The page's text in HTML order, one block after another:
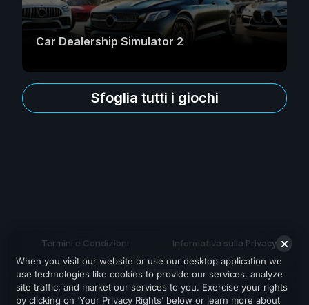
Car Dealership Simulator 2
Sfoglia tutti i giochi
Termini e Condizioni Informativa sulla Privacy
Assistenza
When you visit our website or use our desktop application we
use technologies like cookies to provide our services, analyze
site traffic, and market our services to you. Exercise your rights
by clicking on ‘Your Privacy Rights’ below or learn more about